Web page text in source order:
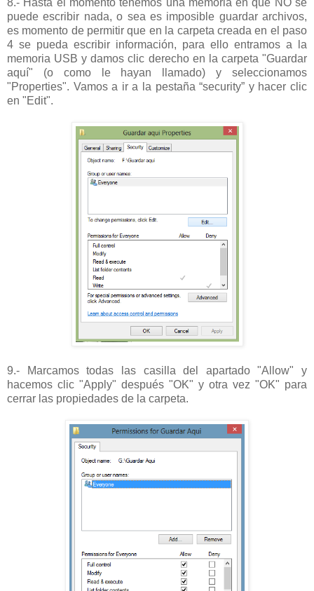
puede escribir nada, o sea es imposible guardar archivos,
es momento de permitir que en la carpeta creada en el paso
4 se pueda escribir información, para ello entramos a la
memoria USB y damos clic derecho en la carpeta "Guardar
aquí" (o como le hayan llamado) y seleccionamos
"Properties". Vamos a ir a la pestaña “security” y hacer clic
en "Edit".
9.- Marcamos todas las casilla del apartado "Allow" y
hacemos clic "Apply" después "OK" y otra vez "OK" para
cerrar las propiedades de la carpeta.